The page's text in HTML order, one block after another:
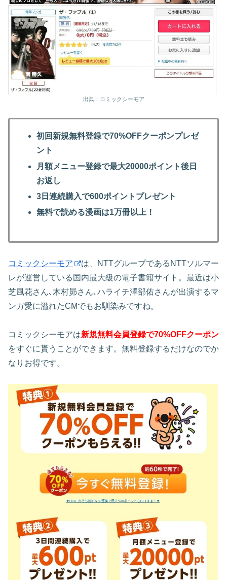
出典：コミックシーモア
初回新規無料登録で70%OFFクーポンプレゼ
ント
月額メニュー登録で最大20000ポイント後日
お返し
3日連続購入で600ポイントプレゼント
無料で読める漫画は1万冊以上！
コミックシーモア
は、NTTグループであるNTTソルマー
レが運営している国内最大級の電子書籍サイト。最近は小
芝風花さん､木村昴さん､ハライチ澤部佑さんが出演するマ
ンガ愛に溢れたCMでもお馴染みですね。
コミックシーモアは新規無料会員登録で70%OFFクーポン
をすぐに貰うことができます。無料登録するだけなのでか
なりお得です。